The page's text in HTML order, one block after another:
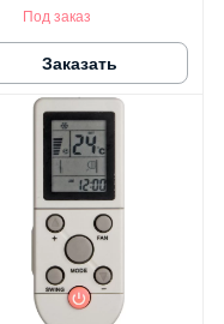
Под заказ
Заказать